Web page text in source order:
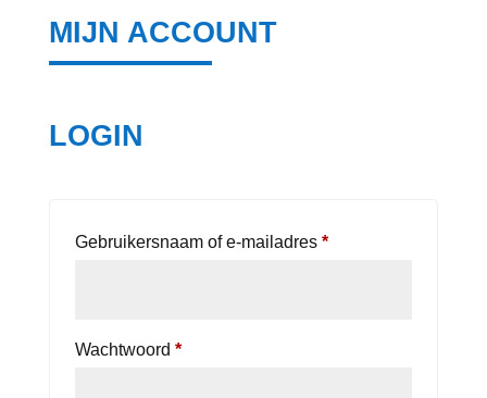
MIJN ACCOUNT
LOGIN
Gebruikersnaam of e-mailadres *Vereist
Wachtwoord *Vereist